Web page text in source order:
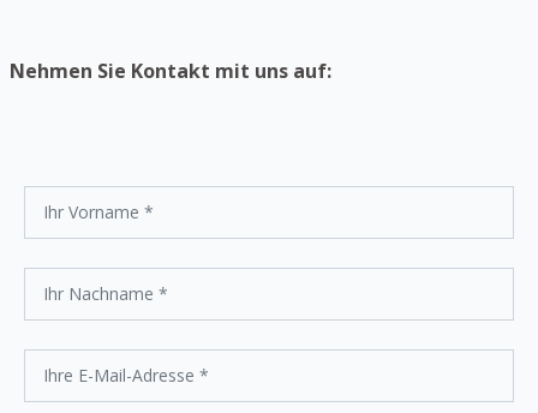
Nehmen Sie Kontakt mit uns auf: